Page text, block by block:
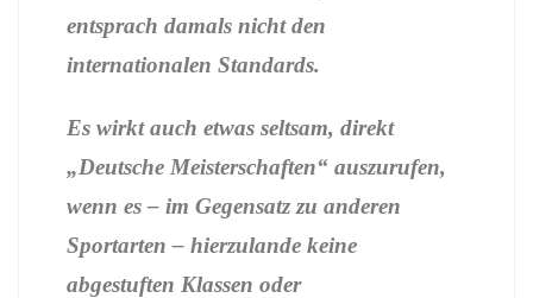
entsprach damals nicht den
internationalen Standards.
Es wirkt auch etwas seltsam, direkt
„Deutsche Meisterschaften“ auszurufen,
wenn es – im Gegensatz zu anderen
Sportarten – hierzulande keine
abgestuften Klassen oder